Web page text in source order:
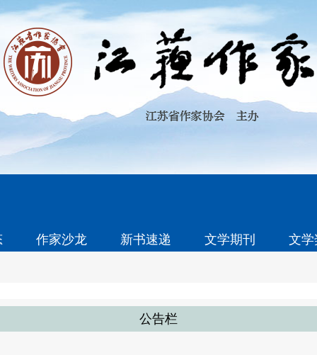
作家沙龙 新书速递 文学期刊 文
公告栏